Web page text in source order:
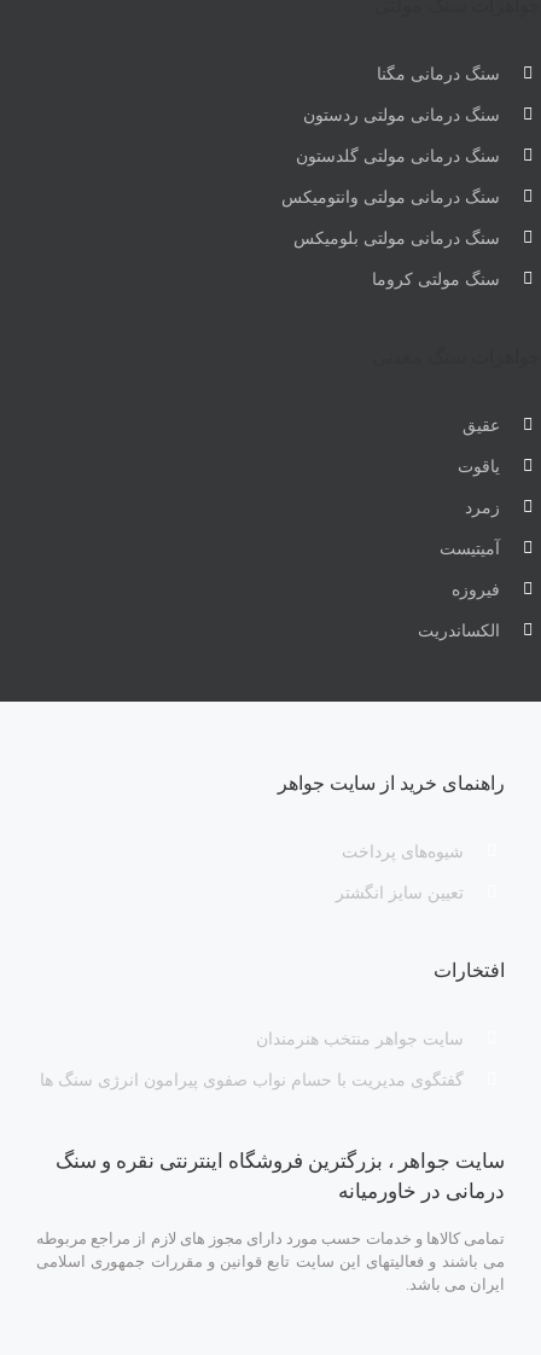
سنگ درمانی مگنا
سنگ درمانی مولتی ردستون
سنگ درمانی مولتی گلدستون
سنگ درمانی مولتی وانتومیکس
سنگ درمانی مولتی بلومیکس
سنگ مولتی کروما
عقیق
یاقوت
زمرد
آمیتیست
فیروزه
الکساندریت
راهنمای خرید از سایت جواهر
شیوه‌های پرداخت
تعیین سایز انگشتر
افتخارات
سایت جواهر منتخب هنرمندان
گفتگوی مدیریت با حسام نواب صفوی پیرامون انرژی سنگ ها
سایت جواهر ، بزرگترین فروشگاه اینترنتی نقره و سنگ
درمانی در خاورمیانه
تمامی کالاها و خدمات حسب مورد دارای مجوز های لازم از مراجع مربوطه
می باشند و فعالیتهای این سایت تابع قوانین و مقررات جمهوری اسلامی
ایران می باشد.